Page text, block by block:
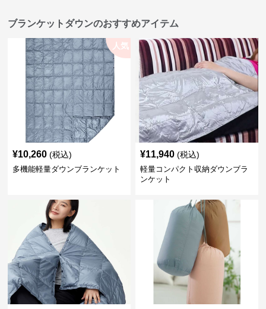
ブランケットダウンのおすすめアイテム
人気
¥10,260 (税込)
多機能軽量ダウンブランケット
¥11,940 (税込)
軽量コンパクト収納ダウンブラ
ンケット